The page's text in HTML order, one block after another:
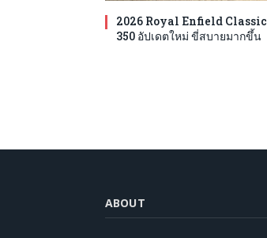
2026 Royal Enfield Classic
350 อัปเดตใหม่ ขี่สบายมากขึ้น
ABOUT